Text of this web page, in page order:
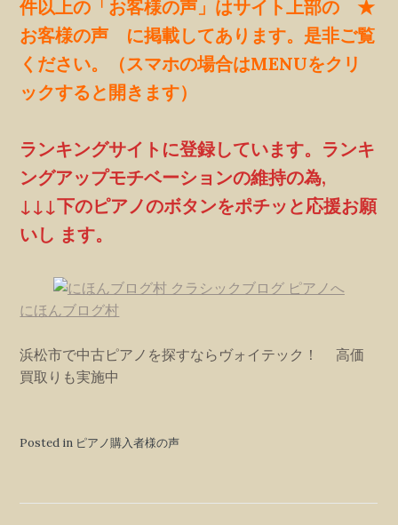
件以上の「お客様の声」はサイト上部の ★
お客様の声 に掲載してあります。是非ご覧
ください。（スマホの場合はMENUをクリ
ックすると開きます）
ランキングサイトに登録しています。ランキ
ングアップモチベーションの維持の為,
↓↓↓下のピアノのボタンをポチッと応援お願
いし ます。
にほんブログ村
浜松市で中古ピアノを探すならヴォイテック！ 高価
買取りも実施中
Posted in ピアノ購入者様の声